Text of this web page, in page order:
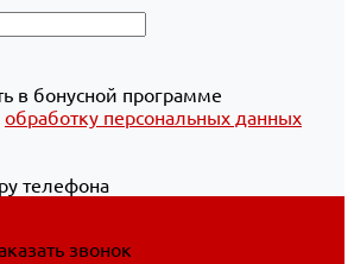
в бонусной программе
обработку персональных данных
телефона
звонок